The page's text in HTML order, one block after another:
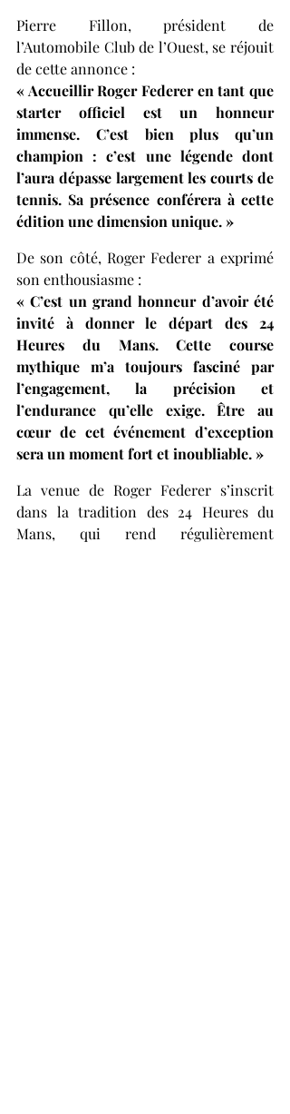
Pierre Fillon, président de
l’Automobile Club de l’Ouest, se réjouit
de cette annonce :
« Accueillir Roger Federer en tant que
starter officiel est un honneur
immense. C’est bien plus qu’un
champion : c’est une légende dont
l’aura dépasse largement les courts de
tennis. Sa présence conférera à cette
édition une dimension unique. »
De son côté, Roger Federer a exprimé
son enthousiasme :
« C’est un grand honneur d’avoir été
invité à donner le départ des 24
Heures du Mans. Cette course
mythique m’a toujours fasciné par
l’engagement, la précision et
l’endurance qu’elle exige. Être au
cœur de cet événement d’exception
sera un moment fort et inoubliable. »
La venue de Roger Federer s’inscrit
dans la tradition des 24 Heures du
Mans, qui rend régulièrement